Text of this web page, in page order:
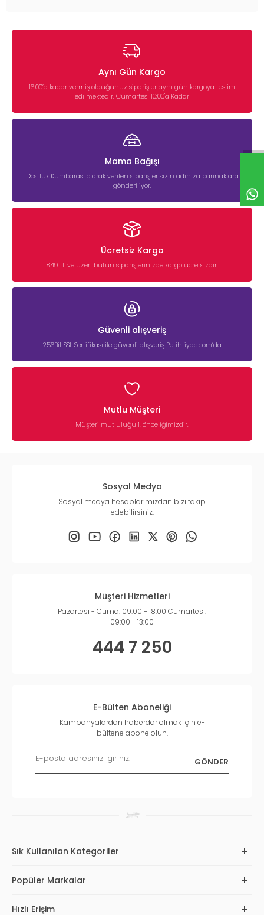
Aynı Gün Kargo
16:00’a kadar vermiş olduğunuz siparişler aynı gün kargoya teslim
edilmektedir. Cumartesi 10:00'a Kadar
Mama Bağışı
Dostluk Kumbarası olarak verilen siparişler sizin adınıza barınaklara
gönderiliyor.
Ücretsiz Kargo
849 TL ve üzeri bütün siparişlerinizde kargo ücretsizdir.
Güvenli alışveriş
256Bit SSL Sertifikası ile güvenli alışveriş Petihtiyac.com’da
Mutlu Müşteri
Müşteri mutluluğu 1. önceliğimizdir.
Sosyal Medya
Sosyal medya hesaplarımızdan bizi takip
edebilirsiniz.
Müşteri Hizmetleri
Pazartesi - Cuma: 09:00 - 18:00 Cumartesi:
09:00 - 13:00
444 7 250
E-Bülten Aboneliği
Kampanyalardan haberdar olmak için e-
bültene abone olun.
Sık Kullanılan Kategoriler
Popüler Markalar
Hızlı Erişim